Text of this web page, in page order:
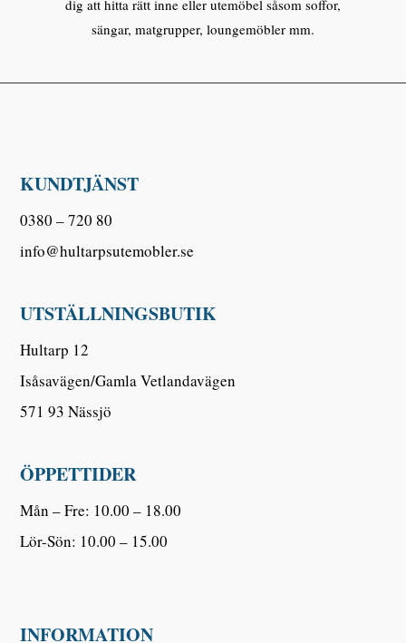
dig att hitta rätt inne eller utemöbel såsom soffor,
sängar, matgrupper, loungemöbler mm.
KUNDTJÄNST
0380 – 720 80
info@hultarpsutemobler.se
UTSTÄLLNINGSBUTIK
Hultarp 12
Isåsavägen/Gamla Vetlandavägen
571 93 Nässjö
ÖPPETTIDER
Mån – Fre: 10.00 – 18.00
Lör-Sön: 10.00 – 15.00
INFORMATION